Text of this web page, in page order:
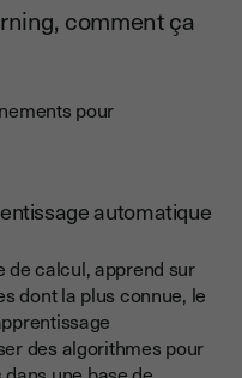
comment ça
pour
automatique
de calcul, apprend sur
dont la plus connue, le
des algorithmes pour